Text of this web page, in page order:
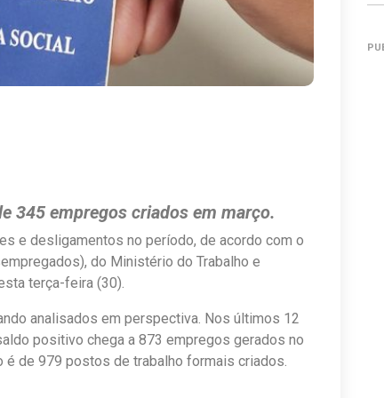
345 empregos criados em março.
e desligamentos no período, de acordo com o
do Ministério do Trabalho e
terça-feira (30).
analisados em perspectiva. Nos últimos 12
positivo chega a 873 empregos gerados no
é de 979 postos de trabalho formais criados.